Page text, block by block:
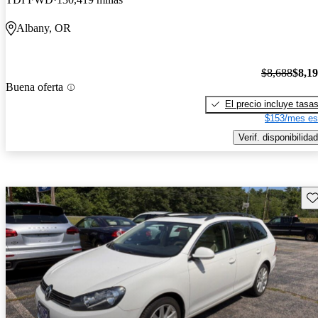
Albany, OR
Buena oferta
$8,688
El precio incluye tasas
$153/mes
Verif. disponibilidad